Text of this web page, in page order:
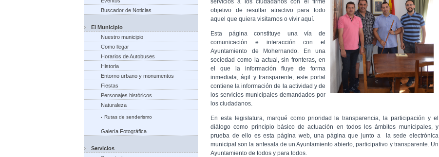
Buscador de Noticias
El Municipio
Nuestro municipio
Como llegar
Horarios de Autobuses
Historia
Entorno urbano y monumentos
Fiestas
Personajes históricos
Naturaleza
Rutas de senderismo
Galería Fotográfica
Servicios
objetivo de resultar atractivo para todo
aquel que quiera visitarnos o vivir aquí.
Esta página constituye una vía de
comunicación e interacción con el
Ayuntamiento de Mohernando. En una
sociedad como la actual, sin fronteras, en
el que la información fluye de forma
inmediata, ágil y transparente, este portal
contiene la información de la actividad y de
los servicios municipales demandados por
los ciudadanos.
En esta legislatura, marqué como prioridad la transparencia, la participación y el
diálogo como principio básico de actuación en todos los ámbitos municipales, y
prueba de ello es esta página web, una página que junto a la sede electrónica
municipal son la antesala de un Ayuntamiento abierto, participativo y transparente. Un
Ayuntamiento de todos y para todos.